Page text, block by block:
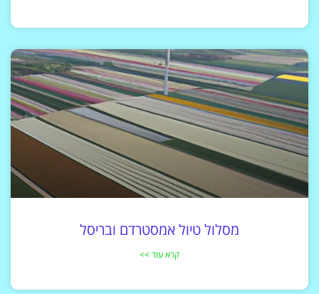
מסלול טיול אמסטרדם ובריסל
קרא עוד >>